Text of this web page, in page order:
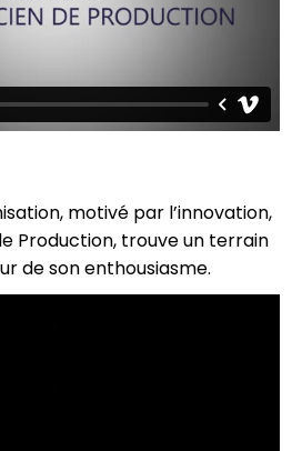
motivé par l’innovation,
Production, trouve un terrain
de son enthousiasme.